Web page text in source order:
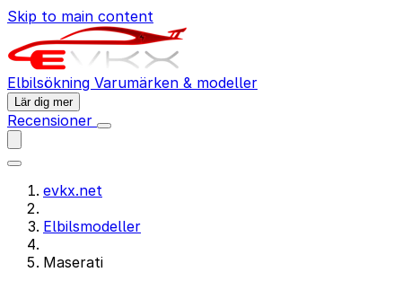
Skip to main content
Elbilsökning Varumärken & modeller
Lär dig mer
Recensioner
evkx.net
Elbilsmodeller
Maserati